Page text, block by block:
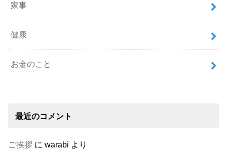
家事
健康
お金のこと
最近のコメント
ご挨拶 にwarabi より